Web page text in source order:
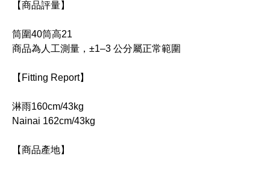
【商品評量】
筒圍40筒高21
商品為人工測量，±1–3 公分屬正常範圍
【Fitting Report】
淋雨160cm/43kg
Nainai 162cm/43kg
【商品產地】